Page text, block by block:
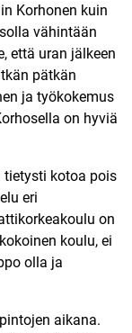
Korhonen kuin
vähintään
että uran jälkeen
pätkän
ja työkokemus
on hyviä
tietysti kotoa pois
eri
on
koulu, ei
olla ja
aikana.